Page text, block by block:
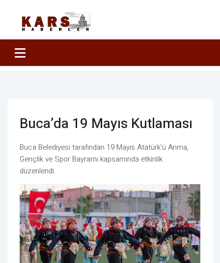
Buca’da 19 Mayıs Kutlaması
Buca Belediyesi tarafından 19 Mayıs Atatürk’ü Anma,
Gençlik ve Spor Bayramı kapsamında etkinlik
düzenlendi.